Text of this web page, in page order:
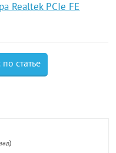
Realtek PCIe FE
статье